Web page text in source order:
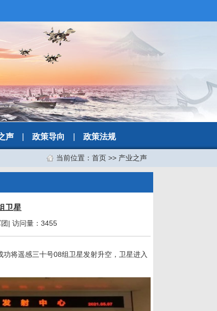
声 政策导向 政策法规
当前位置： 首页>> 产业之声
卫星
| 访问量：3455
功将遥感三十号08组卫星发射升空，卫星进入